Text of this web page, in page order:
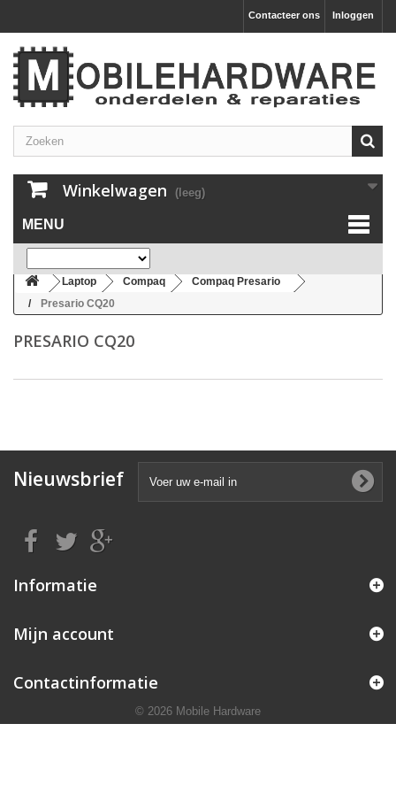
Inloggen
Contacteer ons
Winkelwagen (leeg)
MENU
Laptop Compaq
Compaq Presario
Presario CQ20
PRESARIO CQ20
Nieuwsbrief
Informatie
Mijn account
Contactinformatie
© 2026 Mobile Hardware